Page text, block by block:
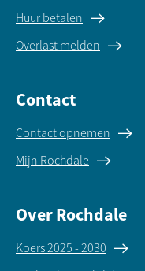
Huur betalen
Overlast melden
Contact
Contact opnemen
Mijn Rochdale
Over Rochdale
Koers 2025 - 2030